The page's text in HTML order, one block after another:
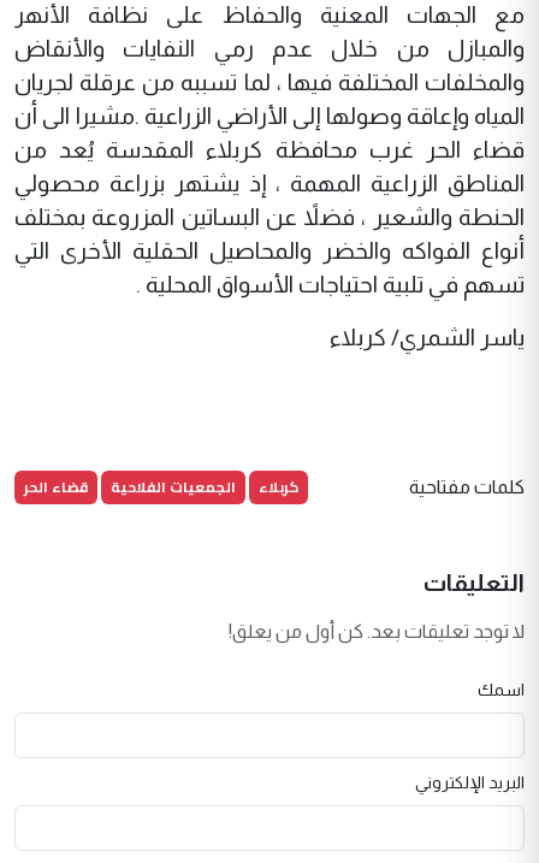
مع الجهات المعنية والحفاظ على نظافة الأنهر
والمبازل من خلال عدم رمي النفايات والأنقاض
والمخلفات المختلفة فيها ، لما تسببه من عرقلة لجريان
المياه وإعاقة وصولها إلى الأراضي الزراعية .مشيرا الى أن
قضاء الحر غرب محافظة كربلاء المقدسة يُعد من
المناطق الزراعية المهمة ، إذ يشتهر بزراعة محصولي
الحنطة والشعير ، فضلاً عن البساتين المزروعة بمختلف
أنواع الفواكه والخضر والمحاصيل الحقلية الأخرى التي
تسهم في تلبية احتياجات الأسواق المحلية .
ياسر الشمري/ كربلاء
كلمات مفتاحية كربلاء الجمعيات الفلاحية قضاء الحر
التعليقات
لا توجد تعليقات بعد. كن أول من يعلق!
اسمك
البريد الإلكتروني